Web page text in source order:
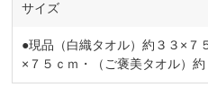
サイズ
●現品（白織タオル）約３３×７
×７５ｃｍ・（ご褒美タオル）